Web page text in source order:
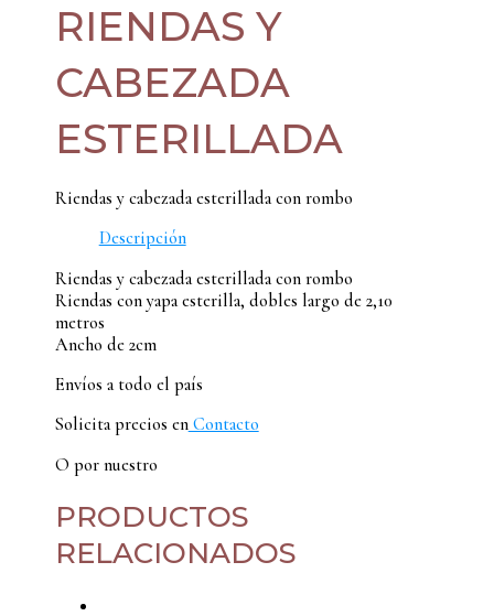
RIENDAS Y
CABEZADA
ESTERILLADA
Riendas y cabezada esterillada con rombo
Descripción
Riendas y cabezada esterillada con rombo
Riendas con yapa esterilla, dobles largo de 2,10
metros
Ancho de 2cm
Envíos a todo el país
Solicita precios enContacto
O por nuestro
PRODUCTOS
RELACIONADOS